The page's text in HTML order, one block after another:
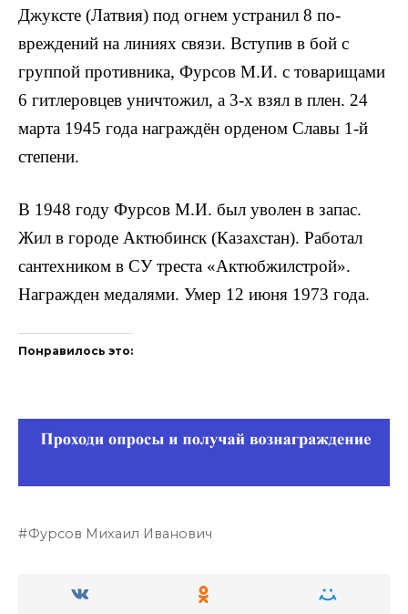
Джуксте (Латвия) под огнем устранил 8 по­
вреждений на линиях связи. Вступив в бой с
группой противника, Фурсов М.И. с товарищами
6 гитлеровцев уничтожил, а 3-х взял в плен. 24
марта 1945 года награждён орденом Славы 1-й
степени.
В 1948 году Фурсов М.И. был уволен в запас.
Жил в городе Актюбинск (Казахстан). Работал
сантехником в СУ треста «Актюбжилстрой».
Награжден медалями. Умер 12 июня 1973 года.
Понравилось это:
Фурсов Михаил Иванович